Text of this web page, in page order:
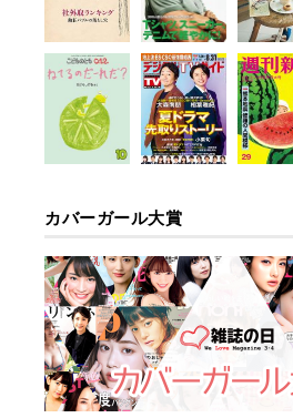
カバーガール大賞